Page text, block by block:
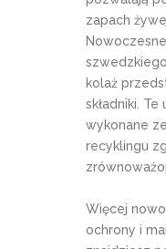
zapach
kolaż
składniki.
wykonane
recyklingu
Więcej
ochrony i